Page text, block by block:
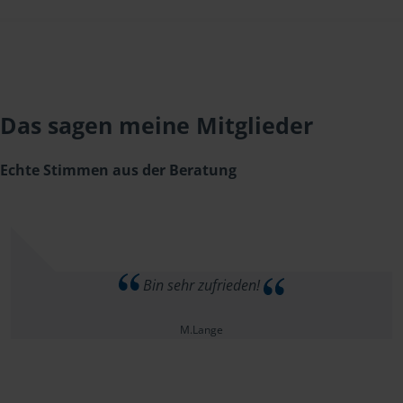
Das sagen meine Mitglieder
Echte Stimmen aus der Beratung
Bin sehr zufrieden!
M.Lange